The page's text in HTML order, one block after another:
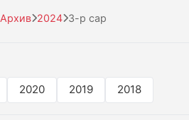
Архив 2024 3-р сар
2020 2019 2018